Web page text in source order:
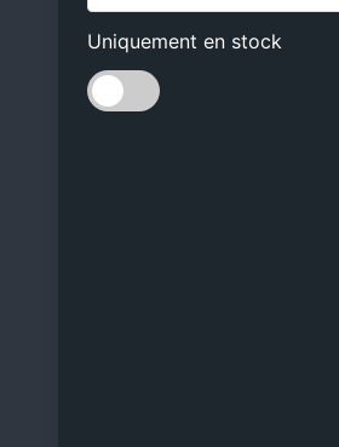
Uniquement en stock